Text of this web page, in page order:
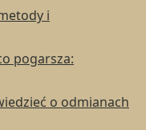
i
pogarsza:
o odmianach